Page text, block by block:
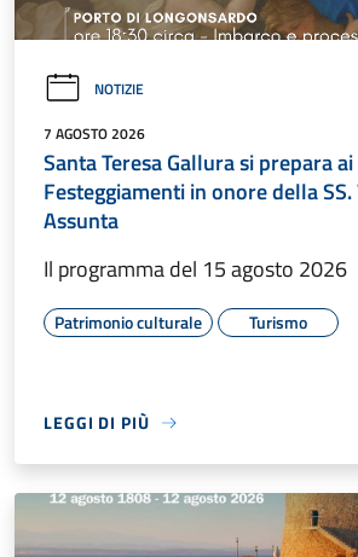
NOTIZIE
7 AGOSTO 2026
Santa Teresa Gallura si prepara
Festeggiamenti in onore della
Assunta
Il programma del 15 agosto 2026
Patrimonio culturale Turismo
LEGGI DI PIÙ